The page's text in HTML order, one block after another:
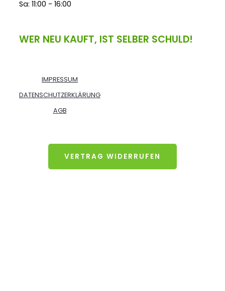
Sa: 11:00 - 16:00
WER NEU KAUFT, IST SELBER SCHULD!
IMPRESSUM
DATENSCHUTZERKLÄRUNG
AGB
VERTRAG WIDERRUFEN